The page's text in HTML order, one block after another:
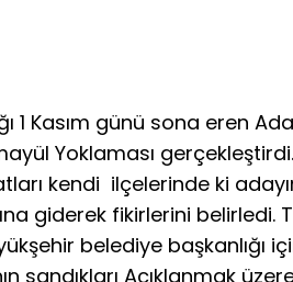
1 Kasım günü sona eren
Yoklaması
kendi ilçelerinde ki
giderek fikirlerini belirledi.
belediye başkanlığı
sandıkları Açıklanmak